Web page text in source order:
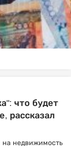
что будет
рассказал
на недвижимость